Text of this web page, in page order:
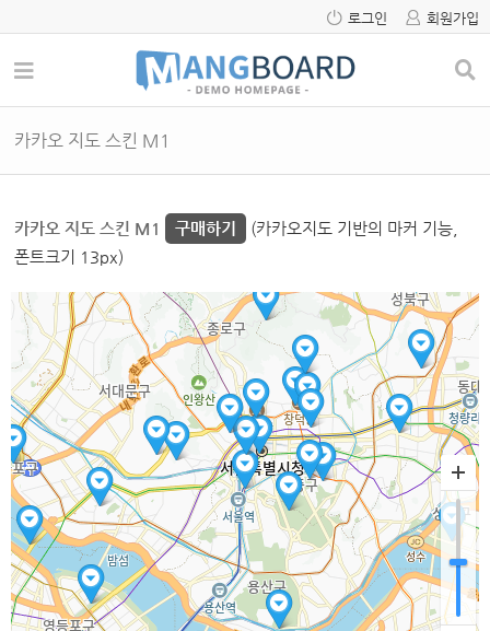
로그인 회원가입
카카오 지도 스킨 M1
카카오 지도 스킨 M1 구매하기
(카카오지도 기반의 마커 기능,
폰트크기 13px)